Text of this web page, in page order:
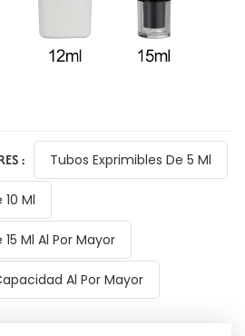
: Tubos Exprimibles De 5 Ml
Ml
Ml Al Por Mayor
Al Por Mayor